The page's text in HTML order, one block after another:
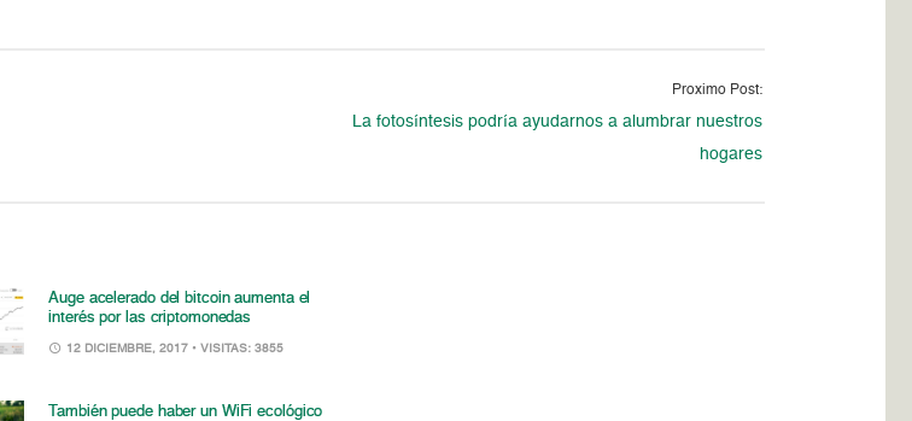
Proximo Post:
La fotosíntesis podría ayudarnos a alumbrar nuestros
hogares
Auge acelerado del bitcoin aumenta el
interés por las criptomonedas
12 DICIEMBRE, 2017 • VISITAS: 3855
También puede haber un WiFi ecológico